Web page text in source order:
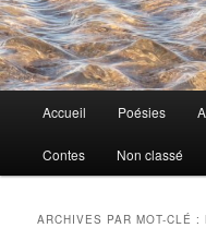
principal
Accueil Poésies
Contes Non classé
ARCHIVES PAR MOT-CLÉ :